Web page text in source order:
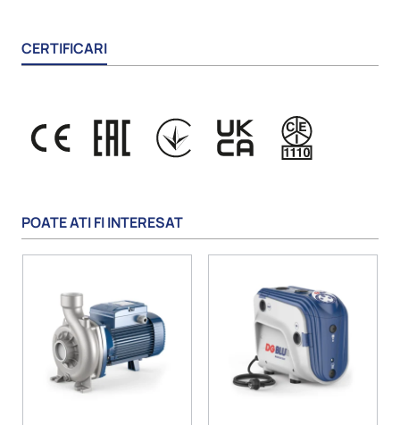
CERTIFICARI
POATE ATI FI INTERESAT